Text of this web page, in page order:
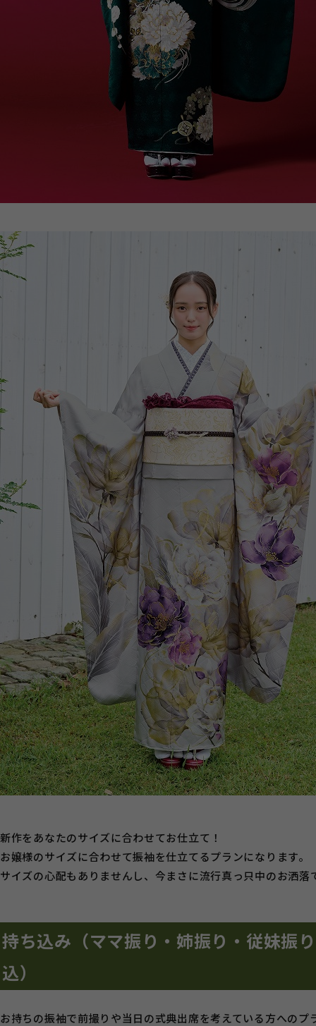
新作をあなたのサイズに合わせてお仕立て！
お嬢様のサイズに合わせて振袖を仕立てるプランになります。
サイズの心配もありませんし、今まさに流行真っ只中のお洒
持ち込み（ママ振り・姉振り・従妹
込）
お持ちの振袖で前撮りや当日の式典出席を考えている方へのプ